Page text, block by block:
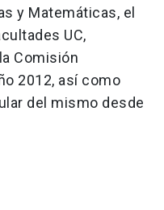
y Matemáticas, el
UC,
Comisión
2012, así como
del mismo desde